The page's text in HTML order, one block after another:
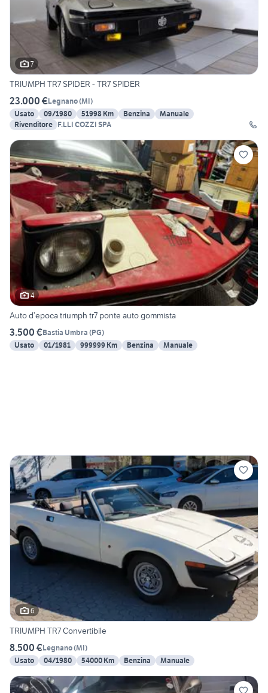
7
TRIUMPH TR7 SPIDER - TR7 SPIDER
23.000 €Legnano(MI)
Usato
09/1980 51998 Km Benzina
Manuale
Rivenditore F.LLI COZZI SPA
4
Auto d’epoca triumph tr7 ponte auto gommista
3.500 €Bastia Umbra (PG)
Usato
01/1981 999999 Km Benzina Manuale
6
TRIUMPH TR7 Convertibile
8.500 €Legnano(MI)
Usato
04/1980 54000 Km Benzina Manuale